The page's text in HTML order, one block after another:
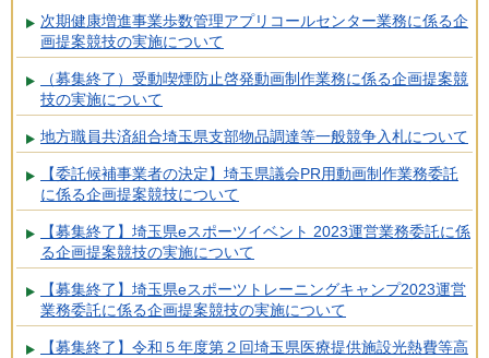
次期健康増進事業歩数管理アプリコールセンター業務に係る企
画提案競技の実施について
（募集終了）受動喫煙防止啓発動画制作業務に係る企画提案競
技の実施について
地方職員共済組合埼玉県支部物品調達等一般競争入札について
【委託候補事業者の決定】埼玉県議会PR用動画制作業務委託
に係る企画提案競技について
【募集終了】埼玉県eスポーツイベント 2023運営業務委託に係
る企画提案競技の実施について
【募集終了】埼玉県eスポーツトレーニングキャンプ2023運営
業務委託に係る企画提案競技の実施について
【募集終了】令和５年度第２回埼玉県医療提供施設光熱費等高